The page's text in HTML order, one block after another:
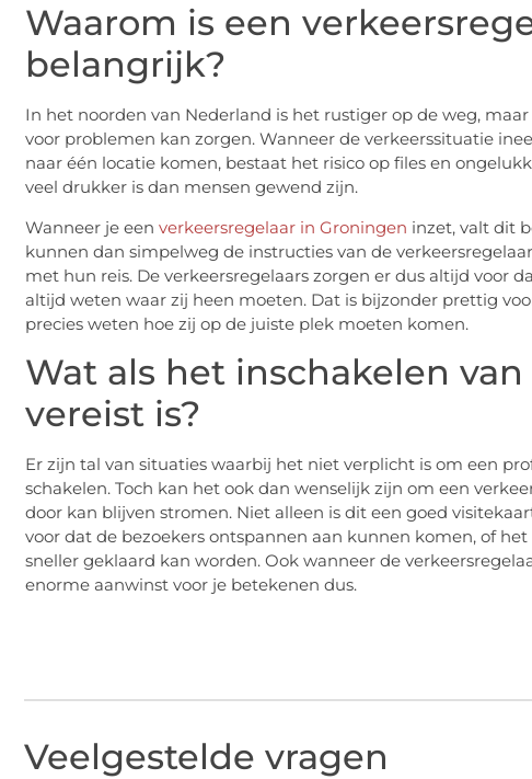
Waarom is een
belangrijk?
In het noorden van Nederland is het rustiger op de weg,
voor problemen kan zorgen. Wanneer de verkeerssituatie
naar één locatie komen, bestaat het risico op files en
veel drukker is dan mensen gewend zijn.
Wanneer je een verkeersregelaar in Groningen inzet, valt dit
kunnen dan simpelweg de instructies van de
met hun reis. De verkeersregelaars zorgen er dus altijd voor
altijd weten waar zij heen moeten. Dat is bijzonder prettig
precies weten hoe zij op de juiste plek moeten komen.
Wat als het inschakelen
vereist is?
Er zijn tal van situaties waarbij het niet verplicht is om een
schakelen. Toch kan het ook dan wenselijk zijn om een
door kan blijven stromen. Niet alleen is dit een goed
voor dat de bezoekers ontspannen aan kunnen komen, of
sneller geklaard kan worden. Ook wanneer de
enorme aanwinst voor je betekenen dus.
Veelgestelde vragen